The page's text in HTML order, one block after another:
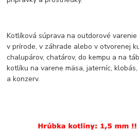
Kotlíková súprava na outdorové
v prírode, v záhrade alebo v otvorenej
chalupárov, chatárov, do kempu a na
kotlíku na varene mäsa, jaterníc,
a konzerv.